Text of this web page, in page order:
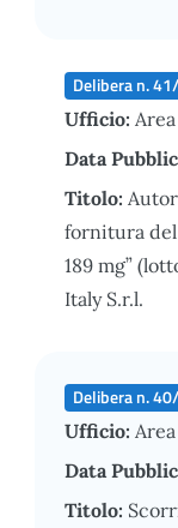
Delibera n.
Ufficio:
Data
Titolo:
fornitura del
189 mg”
Italy S.r.l.
Delibera n.
Ufficio:
Data
Titolo: